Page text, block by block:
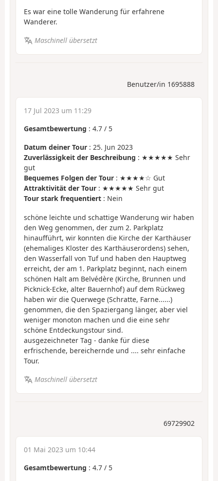
Es war eine tolle Wanderung für erfahrene
Wanderer.
Maschinell übersetzt
Benutzer/in 1695888
17 Jul 2023 um 11:29
Gesamtbewertung : 4.7 / 5
Datum deiner Tour : 25. Jun 2023
Zuverlässigkeit der Beschreibung : ★★★★★ Sehr
gut
Bequemes Folgen der Tour : ★★★★☆ Gut
Attraktivität der Tour : ★★★★★ Sehr gut
Tour stark frequentiert : Nein
schöne leichte und schattige Wanderung wir haben
den Weg genommen, der zum 2. Parkplatz
hinaufführt, wir konnten die Kirche der Karthäuser
(ehemaliges Kloster des Karthäuserordens) sehen,
den Wasserfall von Tuf und haben den Hauptweg
erreicht, der am 1. Parkplatz beginnt, nach einem
schönen Halt am Belvédère (Kirche, Brunnen und
Picknick-Ecke, alter Bauernhof) auf dem Rückweg
haben wir die Querwege (Schratte, Farne......)
genommen, die den Spaziergang länger, aber viel
weniger monoton machen und die eine sehr
schöne Entdeckungstour sind.
ausgezeichneter Tag - danke für diese
erfrischende, bereichernde und .... sehr einfache
Tour.
Maschinell übersetzt
69729902
01 Mai 2023 um 10:44
Gesamtbewertung : 4.7 / 5